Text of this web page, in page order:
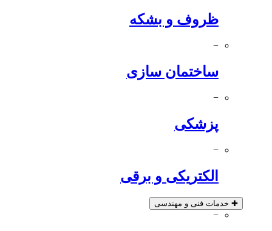
ظروف و بشکه
−
ساختمان سازی
−
پزشکی
−
الکتریکی و برقی
✚ خدمات فنی و مهندسی
−